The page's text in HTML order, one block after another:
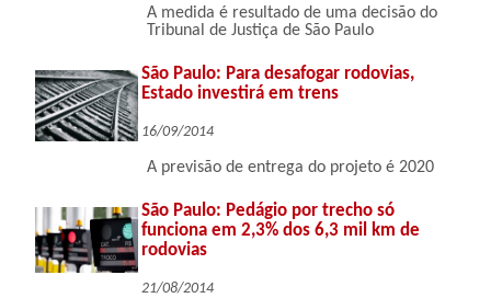
A medida é resultado de uma decisão do
Tribunal de Justiça de São Paulo
São Paulo: Para desafogar rodovias,
Estado investirá em trens
16/09/2014
A previsão de entrega do projeto é 2020
São Paulo: Pedágio por trecho só
funciona em 2,3% dos 6,3 mil km de
rodovias
21/08/2014